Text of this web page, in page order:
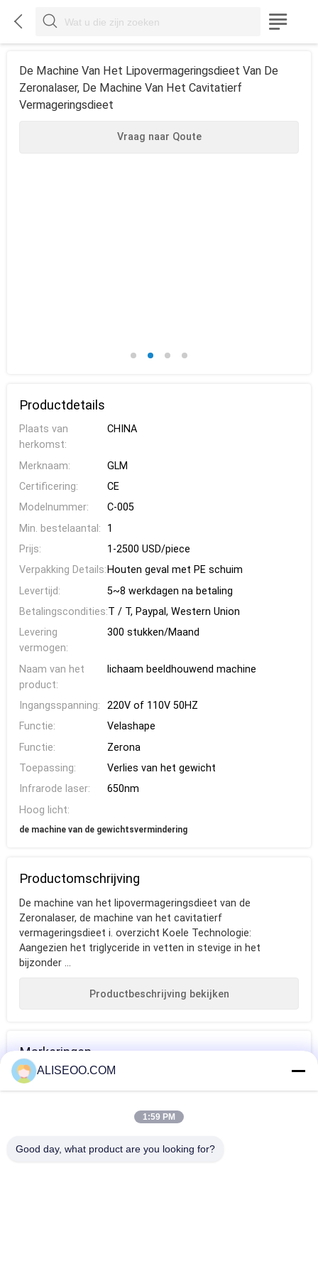
  
De Machine Van Het Lipovermageringsdieet Van De
Zeronalaser, De Machine Van Het Cavitatierf
Vermageringsdieet
Vraag naar Qoute
Productdetails
Plaats van
herkomst:
CHINA
Merknaam:
GLM
Certificering:
CE
Modelnummer:
C-005
Min. bestelaantal:
1
Prijs:
1-2500 USD/piece
Verpakking Details: Houten geval met PE schuim
Levertijd:
5~8 werkdagen na betaling
Betalingscondities:T / T, Paypal, Western Union
Levering
vermogen:
300 stukken/Maand
Naam van het
product:
lichaam beeldhouwend machine
Ingangsspanning:
220V of 110V 50HZ
Functie:
Velashape
Functie:
Zerona
Toepassing:
Verlies van het gewicht
Infrarode laser:
650nm
Hoog licht:
de machine van de gewichtsvermindering
Productomschrijving
De machine van het lipovermageringsdieet van de
Zeronalaser, de machine van het cavitatierf
vermageringsdieet i. overzicht Koele Technologie:
Aangezien het triglyceride in vetten in stevige in het
bijzonder ...
Productbeschrijving bekijken
Markeringen
vette smeltende
vette brandende
machine
lichaam die van
ALISEOO.COM
1:59 PM
Good day, what product are you looking for?